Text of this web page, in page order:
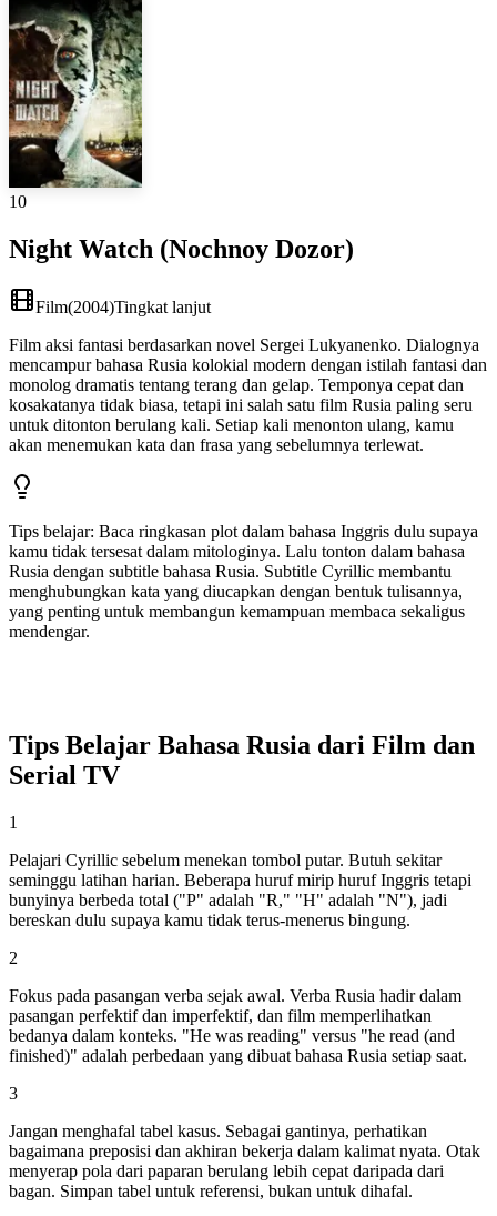
10
Night Watch (Nochnoy Dozor)
Film(2004)Tingkat lanjut
Film aksi fantasi berdasarkan novel Sergei Lukyanenko. Dialognya
mencampur bahasa Rusia kolokial modern dengan istilah fantasi dan
monolog dramatis tentang terang dan gelap. Temponya cepat dan
kosakatanya tidak biasa, tetapi ini salah satu film Rusia paling seru
untuk ditonton berulang kali. Setiap kali menonton ulang, kamu
akan menemukan kata dan frasa yang sebelumnya terlewat.
Tips belajar: Baca ringkasan plot dalam bahasa Inggris dulu supaya
kamu tidak tersesat dalam mitologinya. Lalu tonton dalam bahasa
Rusia dengan subtitle bahasa Rusia. Subtitle Cyrillic membantu
menghubungkan kata yang diucapkan dengan bentuk tulisannya,
yang penting untuk membangun kemampuan membaca sekaligus
mendengar.
Tips Belajar Bahasa Rusia dari Film dan
Serial TV
1
Pelajari Cyrillic sebelum menekan tombol putar. Butuh sekitar
seminggu latihan harian. Beberapa huruf mirip huruf Inggris tetapi
bunyinya berbeda total ("P" adalah "R," "H" adalah "N"), jadi
bereskan dulu supaya kamu tidak terus-menerus bingung.
2
Fokus pada pasangan verba sejak awal. Verba Rusia hadir dalam
pasangan perfektif dan imperfektif, dan film memperlihatkan
bedanya dalam konteks. "He was reading" versus "he read (and
finished)" adalah perbedaan yang dibuat bahasa Rusia setiap saat.
3
Jangan menghafal tabel kasus. Sebagai gantinya, perhatikan
bagaimana preposisi dan akhiran bekerja dalam kalimat nyata. Otak
menyerap pola dari paparan berulang lebih cepat daripada dari
bagan. Simpan tabel untuk referensi, bukan untuk dihafal.